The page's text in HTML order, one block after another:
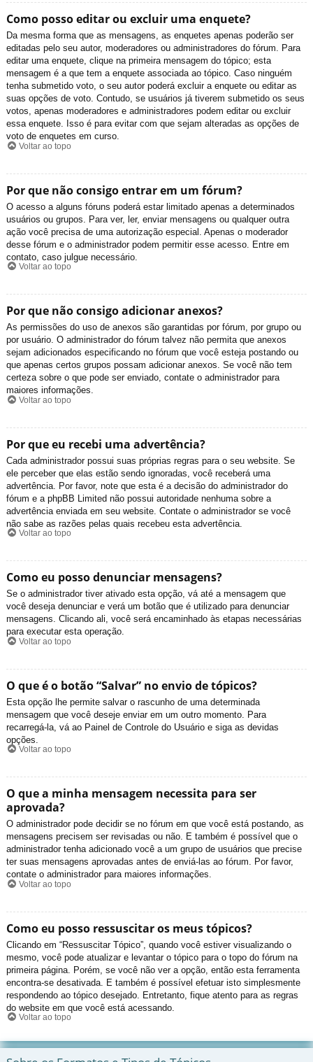
Como posso editar ou excluir uma enquete?
Da mesma forma que as mensagens, as enquetes apenas poderão ser
editadas pelo seu autor, moderadores ou administradores do fórum. Para
editar uma enquete, clique na primeira mensagem do tópico; esta
mensagem é a que tem a enquete associada ao tópico. Caso ninguém
tenha submetido voto, o seu autor poderá excluir a enquete ou editar as
suas opções de voto. Contudo, se usuários já tiverem submetido os seus
votos, apenas moderadores e administradores podem editar ou excluir
essa enquete. Isso é para evitar com que sejam alteradas as opções de
voto de enquetes em curso.
Voltar ao topo
Por que não consigo entrar em um fórum?
O acesso a alguns fóruns poderá estar limitado apenas a determinados
usuários ou grupos. Para ver, ler, enviar mensagens ou qualquer outra
ação você precisa de uma autorização especial. Apenas o moderador
desse fórum e o administrador podem permitir esse acesso. Entre em
contato, caso julgue necessário.
Voltar ao topo
Por que não consigo adicionar anexos?
As permissões do uso de anexos são garantidas por fórum, por grupo ou
por usuário. O administrador do fórum talvez não permita que anexos
sejam adicionados especificando no fórum que você esteja postando ou
que apenas certos grupos possam adicionar anexos. Se você não tem
certeza sobre o que pode ser enviado, contate o administrador para
maiores informações.
Voltar ao topo
Por que eu recebi uma advertência?
Cada administrador possui suas próprias regras para o seu website. Se
ele perceber que elas estão sendo ignoradas, você receberá uma
advertência. Por favor, note que esta é a decisão do administrador do
fórum e a phpBB Limited não possui autoridade nenhuma sobre a
advertência enviada em seu website. Contate o administrador se você
não sabe as razões pelas quais recebeu esta advertência.
Voltar ao topo
Como eu posso denunciar mensagens?
Se o administrador tiver ativado esta opção, vá até a mensagem que
você deseja denunciar e verá um botão que é utilizado para denunciar
mensagens. Clicando ali, você será encaminhado às etapas necessárias
para executar esta operação.
Voltar ao topo
O que é o botão “Salvar” no envio de tópicos?
Esta opção lhe permite salvar o rascunho de uma determinada
mensagem que você deseje enviar em um outro momento. Para
recarregá-la, vá ao Painel de Controle do Usuário e siga as devidas
opções.
Voltar ao topo
O que a minha mensagem necessita para ser
aprovada?
O administrador pode decidir se no fórum em que você está postando, as
mensagens precisem ser revisadas ou não. E também é possível que o
administrador tenha adicionado você a um grupo de usuários que precise
ter suas mensagens aprovadas antes de enviá-las ao fórum. Por favor,
contate o administrador para maiores informações.
Voltar ao topo
Como eu posso ressuscitar os meus tópicos?
Clicando em “Ressuscitar Tópico”, quando você estiver visualizando o
mesmo, você pode atualizar e levantar o tópico para o topo do fórum na
primeira página. Porém, se você não ver a opção, então esta ferramenta
encontra-se desativada. E também é possível efetuar isto simplesmente
respondendo ao tópico desejado. Entretanto, fique atento para as regras
do website em que você está acessando.
Voltar ao topo